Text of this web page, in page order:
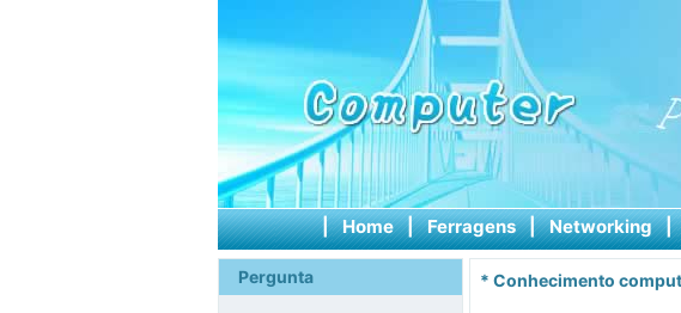
| Home | Ferragens | Networking |
Pergunta * Conhecimento